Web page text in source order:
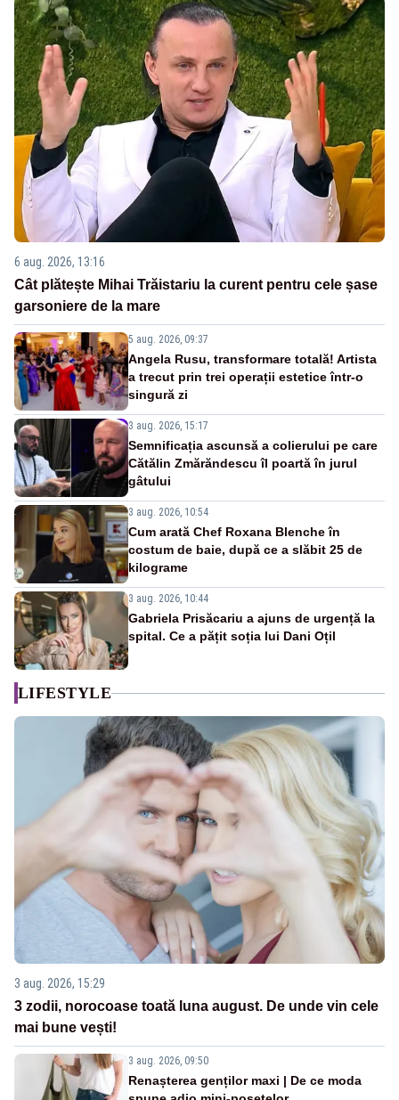
6 aug. 2026, 13:16
Cât plătește Mihai Trăistariu la curent pentru cele șase
garsoniere de la mare
5 aug. 2026, 09:37
Angela Rusu, transformare totală! Artista
a trecut prin trei operații estetice într-o
singură zi
3 aug. 2026, 15:17
Semnificația ascunsă a colierului pe care
Cătălin Zmărăndescu îl poartă în jurul
gâtului
3 aug. 2026, 10:54
Cum arată Chef Roxana Blenche în
costum de baie, după ce a slăbit 25 de
kilograme
3 aug. 2026, 10:44
Gabriela Prisăcariu a ajuns de urgență la
spital. Ce a pățit soția lui Dani Oțil
LIFESTYLE
3 aug. 2026, 15:29
3 zodii, norocoase toată luna august. De unde vin cele
mai bune vești!
3 aug. 2026, 09:50
Renașterea genților maxi | De ce moda